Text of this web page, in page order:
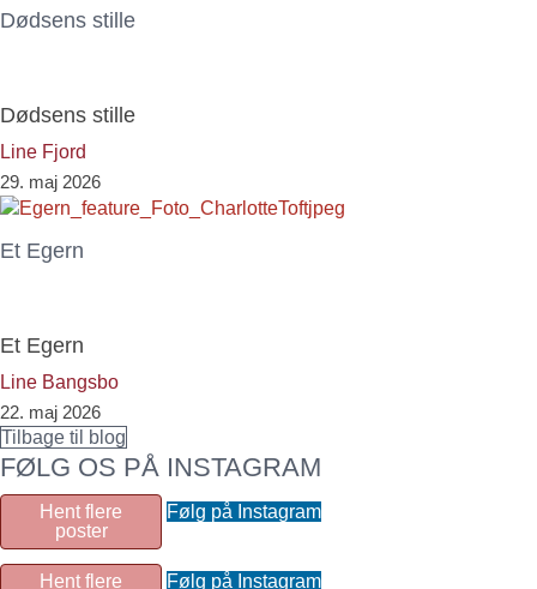
Dødsens stille
Dødsens stille
Line Fjord
29. maj 2026
Et Egern
Et Egern
Line Bangsbo
22. maj 2026
Tilbage til blog
FØLG OS PÅ INSTAGRAM
Hent flere
poster
Følg på Instagram
Hent flere
Følg på Instagram